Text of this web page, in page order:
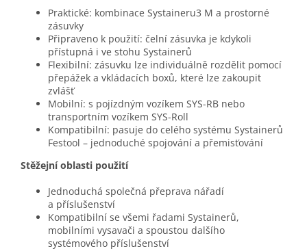
Praktické: kombinace Systaineru3 M a prostorné
zásuvky
Připraveno k použití: čelní zásuvka je kdykoli
přístupná i ve stohu Systainerů
Flexibilní: zásuvku lze individuálně rozdělit pomocí
přepážek a vkládacích boxů, které lze zakoupit
zvlášť
Mobilní: s pojízdným vozíkem SYS-RB nebo
transportním vozíkem SYS-Roll
Kompatibilní: pasuje do celého systému Systainerů
Festool – jednoduché spojování a přemisťování
Stěžejní oblasti použití
Jednoduchá společná přeprava nářadí
a příslušenství
Kompatibilní se všemi řadami Systainerů,
mobilními vysavači a spoustou dalšího
systémového příslušenství